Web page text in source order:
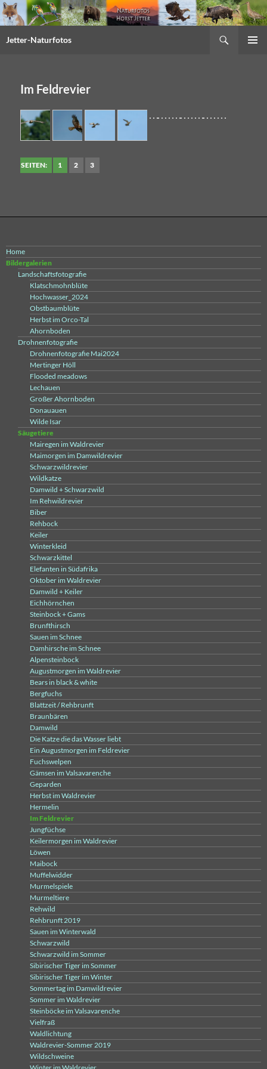
Jetter-Naturfotos
Im Feldrevier
SEITEN: 1 2 3
Home
Bildergalerien
Landschaftsfotografie
Klatschmohnblüte
Hochwasser_2024
Obstbaumblüte
Herbst im Orco-Tal
Ahornboden
Drohnenfotografie
Drohnenfotografie Mai2024
Mertinger Höll
Flooded meadows
Lechauen
Großer Ahornboden
Donauauen
Wilde Isar
Säugetiere
Mairegen im Waldrevier
Maimorgen im Damwildrevier
Schwarzwildrevier
Wildkatze
Damwild + Schwarzwild
Im Rehwildrevier
Biber
Rehbock
Keiler
Winterkleid
Schwarzkittel
Elefanten in Südafrika
Oktober im Waldrevier
Damwild + Keiler
Eichhörnchen
Steinbock + Gams
Brunfthirsch
Sauen im Schnee
Damhirsche im Schnee
Alpensteinbock
Augustmorgen im Waldrevier
Bears in black & white
Bergfuchs
Blattzeit / Rehbrunft
Braunbären
Damwild
Die Katze die das Wasser liebt
Ein Augustmorgen im Feldrevier
Fuchswelpen
Gämsen im Valsavarenche
Geparden
Herbst im Waldrevier
Hermelin
Im Feldrevier
Jungfüchse
Keilermorgen im Waldrevier
Löwen
Maibock
Muffelwidder
Murmelspiele
Murmeltiere
Rehwild
Rehbrunft 2019
Sauen im Winterwald
Schwarzwild
Schwarzwild im Sommer
Sibirischer Tiger im Sommer
Sibirischer Tiger im Winter
Sommertag im Damwildrevier
Sommer im Waldrevier
Steinböcke im Valsavarenche
Vielfraß
Waldlichtung
Waldrevier-Sommer 2019
Wildschweine